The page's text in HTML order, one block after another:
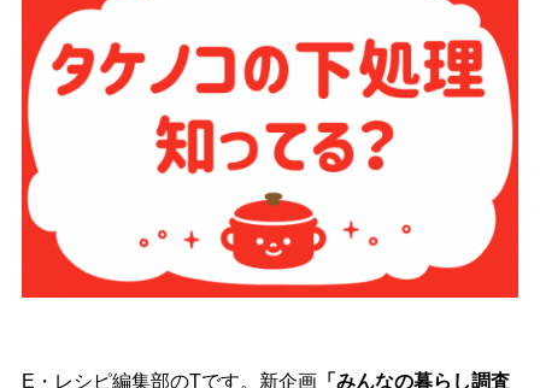
E・レシピ編集部のTです。新企画「みんなの暮らし調査